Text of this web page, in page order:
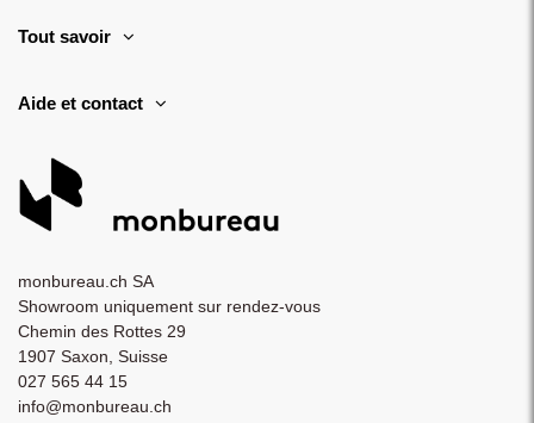
Tout savoir
Aide et contact
monbureau.ch SA
Showroom uniquement sur rendez-vous
Chemin des Rottes 29
1907 Saxon, Suisse
027 565 44 15
info@monbureau.ch